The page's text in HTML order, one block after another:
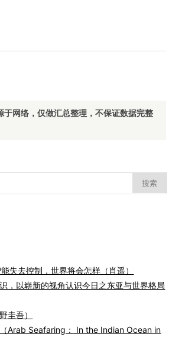
于网络，仅做汇总整理，不保证数据完整
失去控制，世界将会怎样（肖遥）
，以崭新的视角认识今日之东亚与世界格局
圭吾）
Arab Seafaring： In the Indian Ocean in